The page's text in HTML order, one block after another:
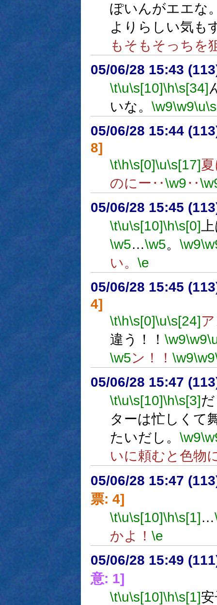
ぽいんがエエな
よりらしい気も
もそもそっちを
05/06/28 15:43
\t\u\s[10]\h\s[34]
いな。 \w9\w9\u
05/06/28 15:44
8]
\t\h\s[0]\u\s[17]
のにー‥\w9‥
05/06/28 15:45
\t\u\s[10]\h\s[0]
\w5…\w5。 \w9
い。 \e
05/06/28 15:45
4]
\t\h\s[0]\u\s[24]
違う！！ \w9\w9
\w5ン！！ \w9\w9
05/06/28 15:47
\t\u\s[10]\h\s[3]
ターは忙しくて
たいだし。 \w9
いに頼むと色物
05/06/28 15:47
票: 4]
\t\u\s[10]\h\s[1]…
かよ！ \e
05/06/28 15:49
意: 1]
\t\u\s[10]\h\s[1]